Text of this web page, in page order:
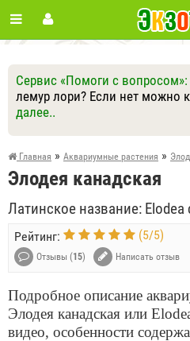
Сервис «Помоги с вопросом»:
лемур лори? Если нет можно
далее..
Ответить Другие
Главная » Аквариумные растения »
Элодея канадская
Латинское название: Elodea
Рейтинг: (5/5)
Отзывы (15) Написать отзыв
Подробное описание
Элодея канадская или
видео, особенности